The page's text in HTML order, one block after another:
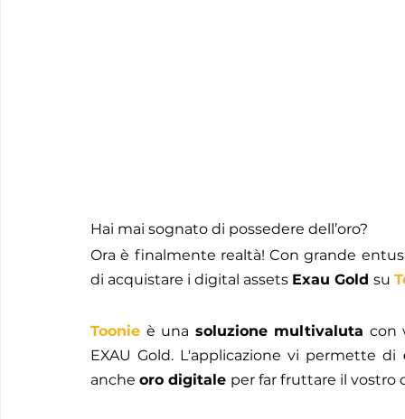
Hai mai sognato di possedere dell’oro?
Ora è finalmente realtà! Con grande
di acquistare i digital assets Exau Gold su
Toonie è una soluzione multivaluta con
EXAU Gold. L'applicazione vi permette di
anche oro digitale per far fruttare il vostro